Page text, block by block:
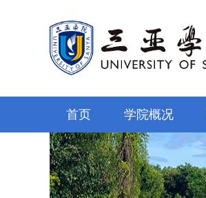
首页 学院概况